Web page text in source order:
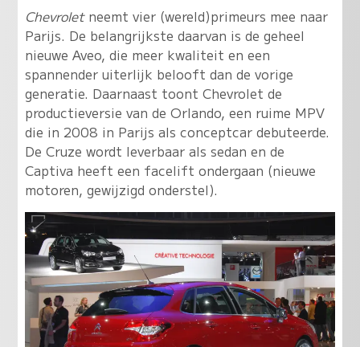
Chevroletneemt vier (wereld)primeurs mee naar
Parijs. De belangrijkste daarvan is de geheel
nieuwe Aveo, die meer kwaliteit en een
spannender uiterlijk belooft dan de vorige
generatie. Daarnaast toont Chevrolet de
productieversie van de Orlando, een ruime MPV
die in 2008 in Parijs als conceptcar debuteerde.
De Cruze wordt leverbaar als sedan en de
Captiva heeft een facelift ondergaan (nieuwe
motoren, gewijzigd onderstel).